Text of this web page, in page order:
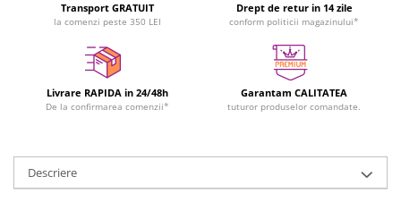
Transport GRATUIT
la comenzi peste 350 LEI
Drept de retur in 14 zile
conform politicii magazinului*
Livrare RAPIDA in 24/48h
De la confirmarea comenzii*
Garantam CALITATEA
tuturor produselor comandate.
Descriere